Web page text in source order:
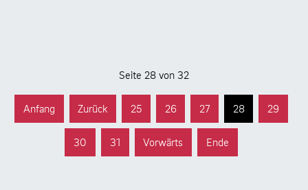
Seite 28 von 32
Anfang Zurück 25 26 27 28 29
30 31 Vorwärts Ende